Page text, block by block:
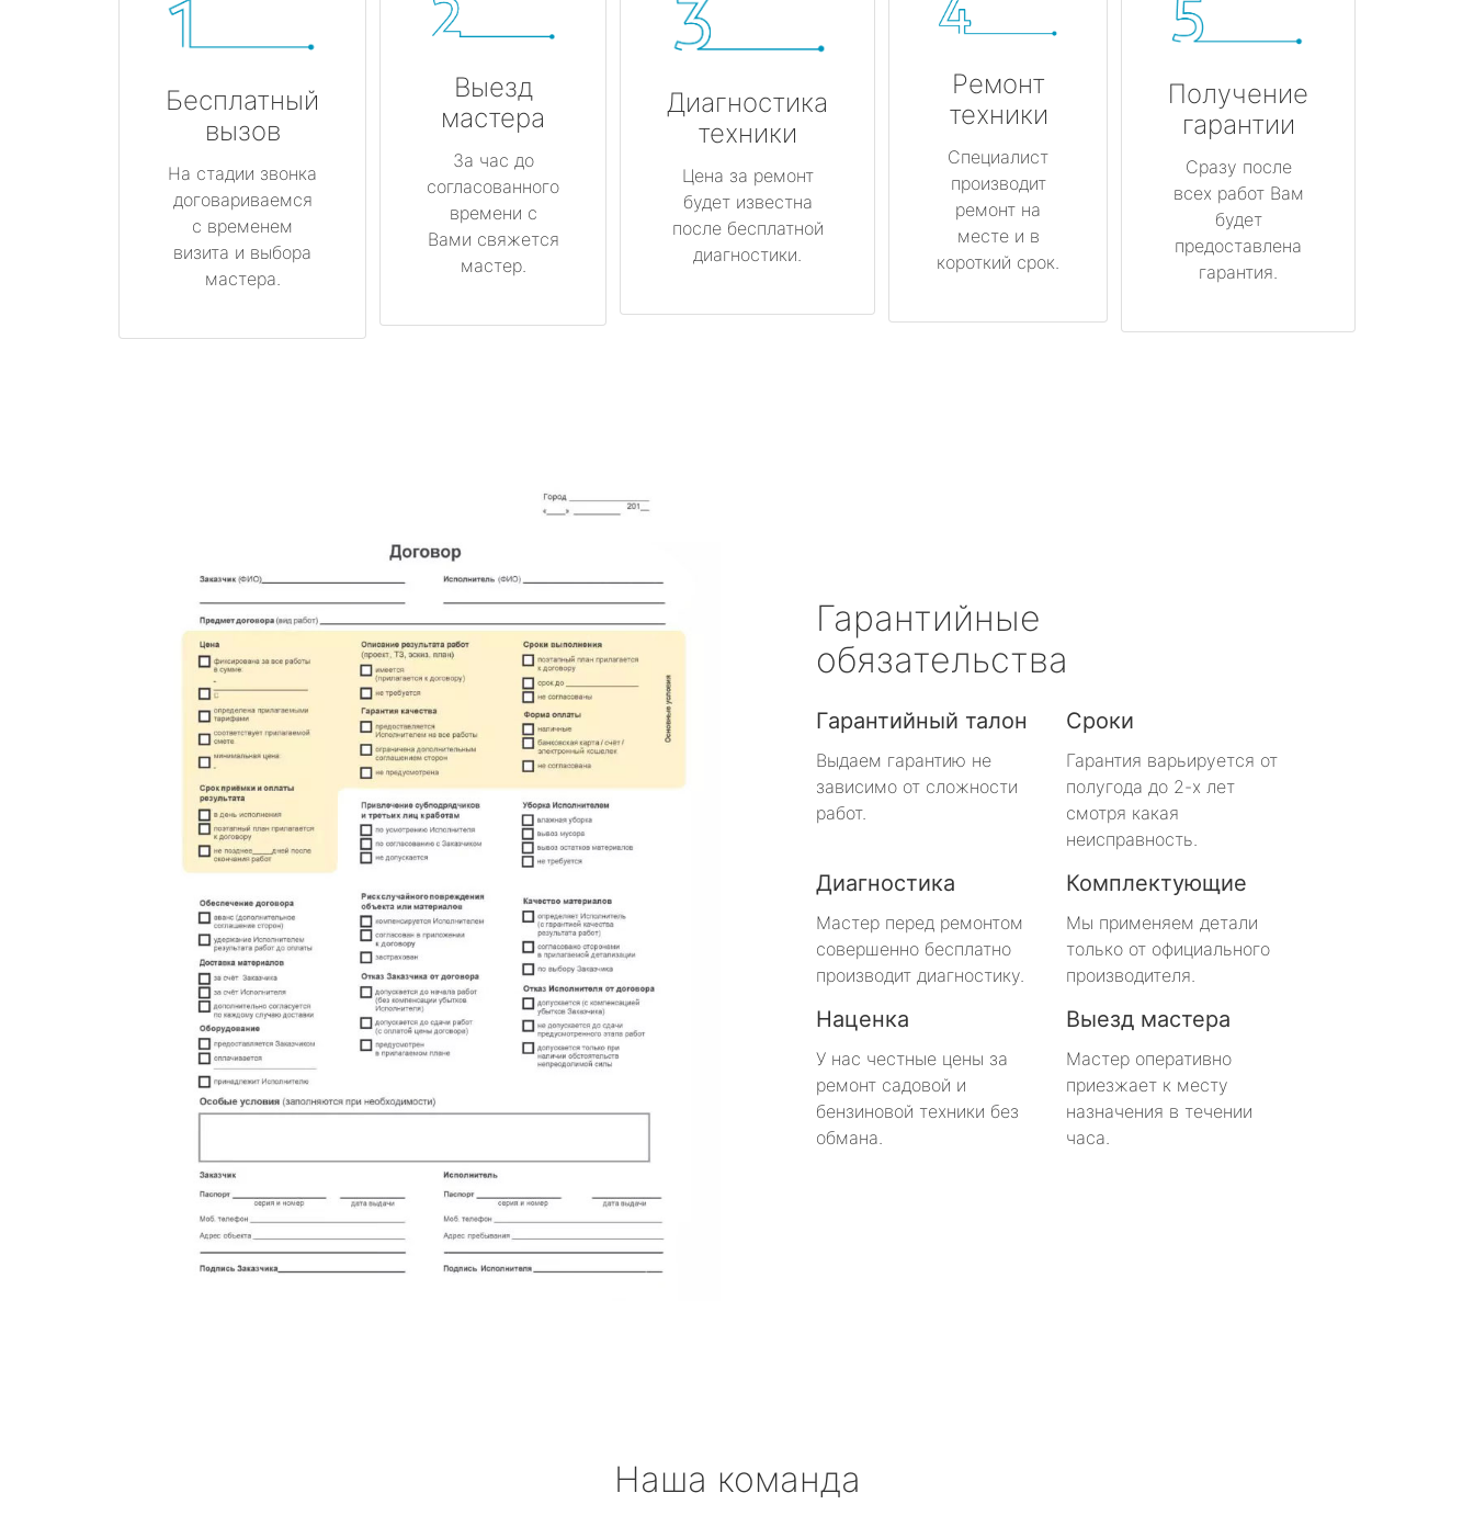
Бесплатный
вызов
На стадии звонка
договариваемся
с временем
визита и выбора
мастера.
Выезд
мастера
За час до
согласованного
времени с
Вами свяжется
мастер.
Диагностика
техники
Цена за ремонт
будет известна
после бесплатной
диагностики.
Ремонт
техники
Специалист
производит
ремонт на
месте и в
короткий срок.
Получение
гарантии
Сразу после
всех работ Вам
будет
предоставлена
гарантия.
Гарантийные
обязательства
Гарантийный талон
Выдаем гарантию не
зависимо от сложности
работ.
Сроки
Гарантия варьируется от
полугода до 2-х лет
смотря какая
неисправность.
Диагностика
Мастер перед ремонтом
совершенно бесплатно
производит диагностику.
Комплектующие
Мы применяем детали
только от официального
производителя.
Наценка
У нас честные цены за
ремонт садовой и
бензиновой техники без
обмана.
Выезд мастера
Мастер оперативно
приезжает к месту
назначения в течении
часа.
Наша команда